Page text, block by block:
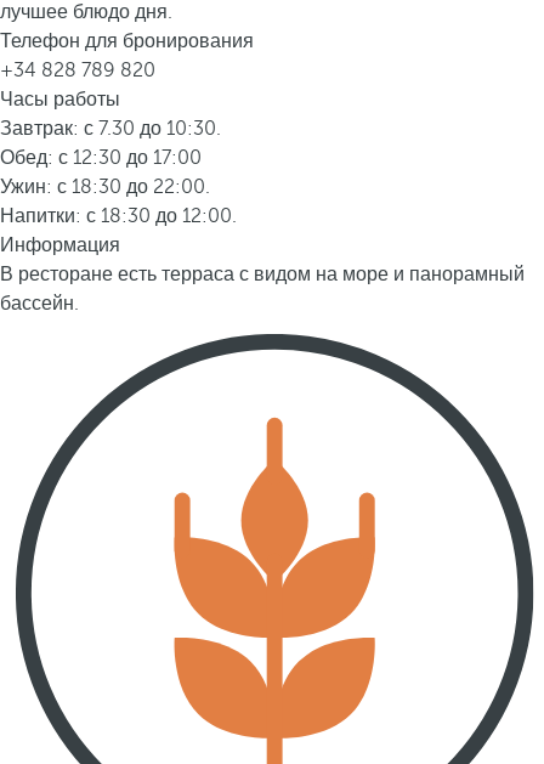
лучшее блюдо дня.
Телефон для бронирования
+34 828 789 820
Часы работы
Завтрак: с 7.30 до 10:30.
Обед: с 12:30 до 17:00
Ужин: с 18:30 до 22:00.
Напитки: с 18:30 до 12:00.
Информация
В ресторане есть терраса с видом на море и панорамный
бассейн.